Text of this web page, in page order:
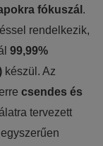
fókuszál .
rendelkezik,
99,99%
készül. Az
csendes és
tervezett
egyszerűen